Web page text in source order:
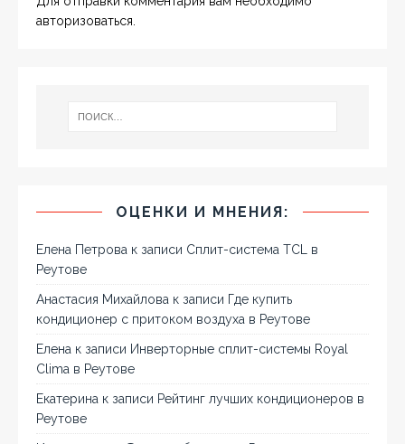
авторизоваться
ОЦЕНКИ И МНЕНИЯ:
Елена Петрова к записи Сплит-система TCL в
Реутове
Анастасия Михайлова к записи Где купить
кондиционер с притоком воздуха в Реутове
Елена к записи Инверторные сплит-системы Royal
Clima в Реутове
Екатерина к записи Рейтинг лучших кондиционеров в
Реутове